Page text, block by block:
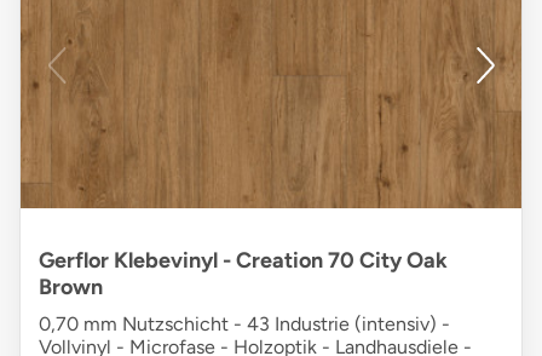
Gerflor Klebevinyl - Creation 70 City Oak
Brown
0,70 mm Nutzschicht - 43 Industrie (intensiv) -
Vollvinyl - Microfase - Holzoptik - Landhausdiele -